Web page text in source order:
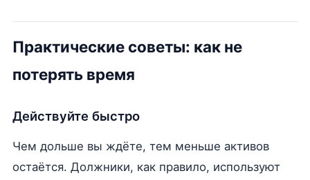
Практические советы: как не
потерять время
Действуйте быстро
Чем дольше вы ждёте, тем меньше активов
остаётся. Должники, как правило, используют